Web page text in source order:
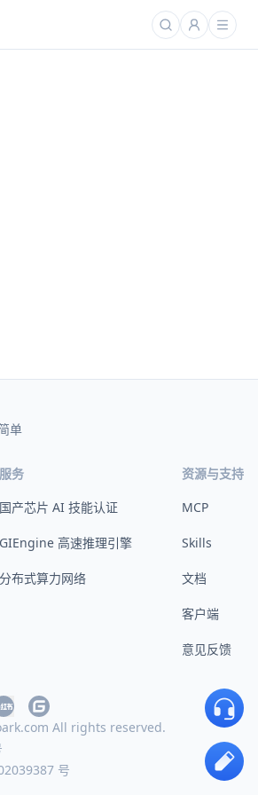
单
服务
国产芯片 AI 技能认证
GIEngine 高速推理引擎
分布式算力网络
资源与支持
MCP
Skills
文档
客户端
意见反馈
All rights reserved.
号